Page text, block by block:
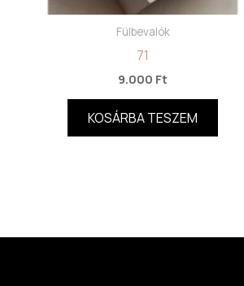
Fülbevalók
71
9.000 Ft
KOSÁRBA TESZEM